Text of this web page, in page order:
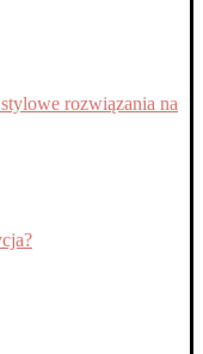
rozwiązania na